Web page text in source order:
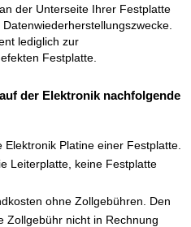
der Unterseite Ihrer Festplatte
lediglich zur
Festplatte.
der Elektronik nachfolgende
Platine einer Festplatte.
Leiterplatte, keine Festplatte
ohne Zollgebühren. Den
Zollgebühr nicht in Rechnung